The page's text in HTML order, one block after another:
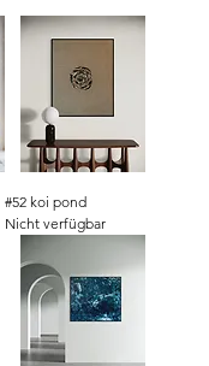
#52 koi pond
Nicht verfügbar